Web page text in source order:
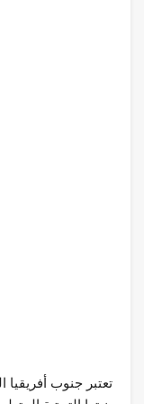
تعتبر جنوب أفريقيا